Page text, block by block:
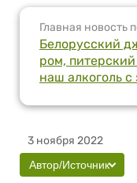
Главная новость
Белорусский
ром,
наш алкоголь
3 ноября 2022
Автор/Источник